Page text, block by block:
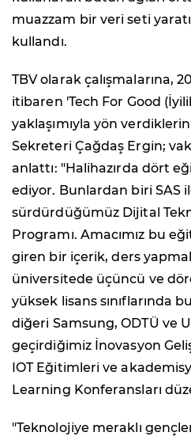
muazzam bir veri seti
kullandı.
TBV olarak çalışmalarına,
itibaren 'Tech For Good
yaklaşımıyla yön
Sekreteri Çağdaş Ergin;
anlattı: "Halihazırda dört
ediyor. Bunlardan biri SAS
sürdürdüğümüz Dijital
Programı. Amacımız bu
giren bir içerik, ders
üniversitede üçüncü ve
yüksek lisans sınıflarında
diğeri Samsung, ODTÜ ve
geçirdiğimiz İnovasyon
IOT Eğitimleri ve
Learning Konferansları
"Teknolojiye meraklı